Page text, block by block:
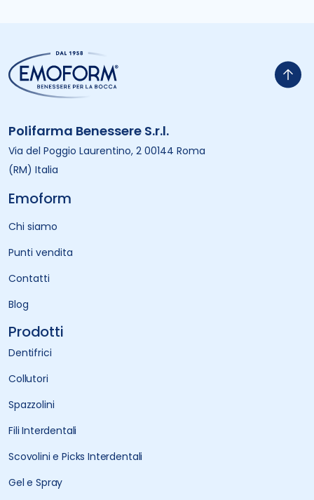
Polifarma Benessere S.r.l.
Via del Poggio Laurentino, 2 00144 Roma
(RM) Italia
Emoform
Chi siamo
Punti vendita
Contatti
Blog
Prodotti
Dentifrici
Collutori
Spazzolini
Fili Interdentali
Scovolini e Picks Interdentali
Gel e Spray